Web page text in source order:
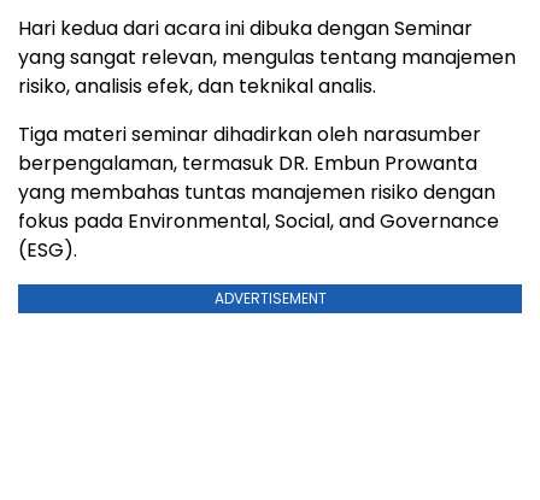
Hari kedua dari acara ini dibuka dengan Seminar
yang sangat relevan, mengulas tentang manajemen
risiko, analisis efek, dan teknikal analis.
Tiga materi seminar dihadirkan oleh narasumber
berpengalaman, termasuk DR. Embun Prowanta
yang membahas tuntas manajemen risiko dengan
fokus pada Environmental, Social, and Governance
(ESG).
ADVERTISEMENT